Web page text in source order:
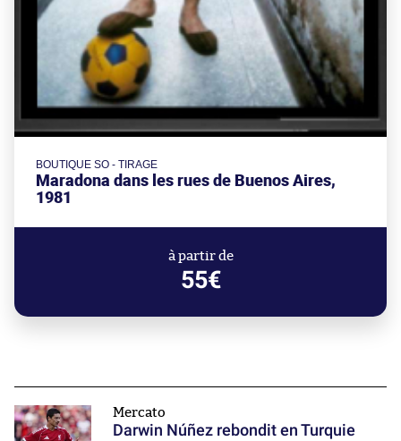
BOUTIQUE SO - TIRAGE
Maradona dans les rues de Buenos Aires,
1981
à partir de
55€
Mercato
Darwin Núñez rebondit en Turquie